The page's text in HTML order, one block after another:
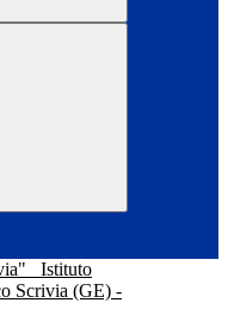
Istituto
Scrivia (GE) -